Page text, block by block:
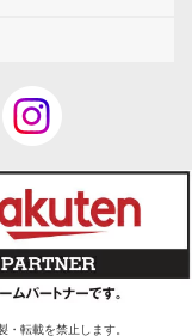
転載を禁止します。